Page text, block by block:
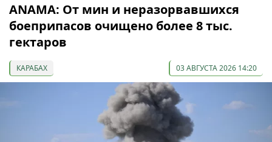
ANAMA: От мин и неразорвавшихся
боеприпасов очищено более 8 тыс.
гектаров
КАРАБАХ 03 АВГУСТА 2026 14:20